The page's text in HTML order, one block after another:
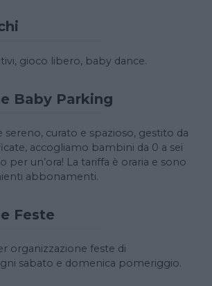
gioco libero, baby dance.
Baby Parking
curato e spazioso, gestito da
accogliamo bambini da 0 a sei
per un’ora! La tariffa è oraria e sono
abbonamenti.
Feste
organizzazione feste di
sabato e domenica pomeriggio.